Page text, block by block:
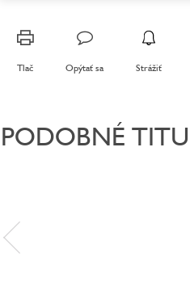
Tlač Opýtať sa Strážiť
PODOBNÉ